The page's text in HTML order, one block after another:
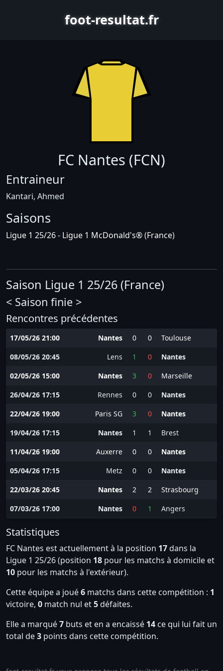
foot-resultat.fr
FC Nantes (FCN)
Entraineur
Kantari, Ahmed
Saisons
Ligue 1 25/26 - Ligue 1 McDonald's®(France)
Saison Ligue 1 25/26 (France)
< Saison finie >
Rencontres précédentes
17/05/26 21:00 Nantes 0 0
Toulouse
08/05/26 20:45
Lens 1 0
Nantes
02/05/26 15:00
Nantes 3 0
Marseille
26/04/26 17:15
Rennes 0 0
Nantes
22/04/26 19:00
Paris SG 3 0
Nantes
19/04/26 17:15
Nantes 1 1
Brest
11/04/26 19:00
Auxerre 0 0
Nantes
05/04/26 17:15
Metz 0 0
Nantes
22/03/26 20:45
Nantes 2 2
Strasbourg
07/03/26 17:00
Nantes 0 1 Angers
Statistiques
FC Nantes est actuellement à la position 17dans la
Ligue 1 25/26 (position 18 pour les matchs à domicile et
10 pour les matchs à l'extérieur).
Cette équipe a joué6 matchs dans cette compétition : 1
victoire, 0 match nul et5défaites.
Elle a marqué7 buts et en a encaissé 14 ce qui lui fait un
total de3 points dans cette compétition.